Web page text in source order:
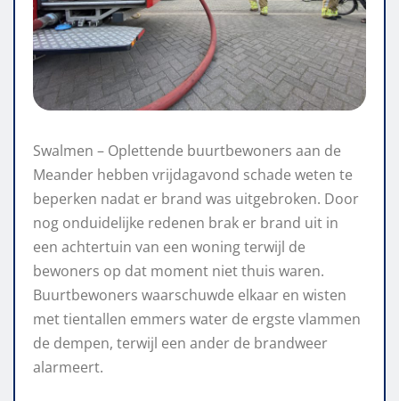
Swalmen – Oplettende buurtbewoners aan de
Meander hebben vrijdagavond schade weten te
beperken nadat er brand was uitgebroken. Door
nog onduidelijke redenen brak er brand uit in
een achtertuin van een woning terwijl de
bewoners op dat moment niet thuis waren.
Buurtbewoners waarschuwde elkaar en wisten
met tientallen emmers water de ergste vlammen
de dempen, terwijl een ander de brandweer
alarmeert.